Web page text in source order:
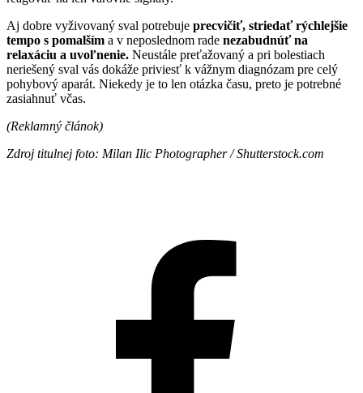
Aj dobre vyživovaný sval potrebuje precvičiť, striedať rýchlejšie
tempo s pomalším a v neposlednom rade nezabudnúť na
relaxáciu a uvoľnenie. Neustále preťažovaný a pri bolestiach
neriešený sval vás dokáže priviesť k vážnym diagnózam pre celý
pohybový aparát. Niekedy je to len otázka času, preto je potrebné
zasiahnuť včas.
(Reklamný článok)
Zdroj titulnej foto: Milan Ilic Photographer / Shutterstock.com